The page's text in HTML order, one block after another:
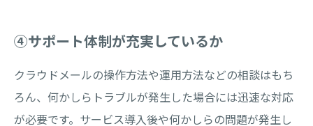
④サポート体制が充実しているか
クラウドメールの操作方法や運用方法などの相談はもち
ろん、何かしらトラブルが発生した場合には迅速な対応
が必要です。サービス導入後や何かしらの問題が発生し